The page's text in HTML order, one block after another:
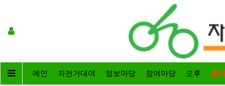
메인 자전거대여 정보마당 참여마당 오후 함